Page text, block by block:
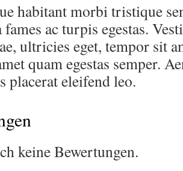
habitant morbi tristique
fames ac turpis egestas.
ultricies eget, tempor sit
quam egestas semper.
placerat eleifend leo.
keine Bewertungen.